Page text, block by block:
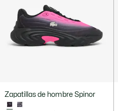
Zapatillas de hombre Spinor